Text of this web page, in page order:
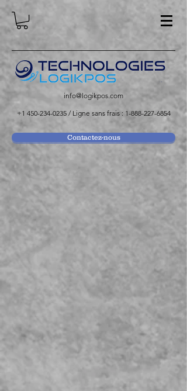
info@logikpos.com
+1 450-234-0235/ Ligne sans frais : 1-888-227-6854
Contactez-nous